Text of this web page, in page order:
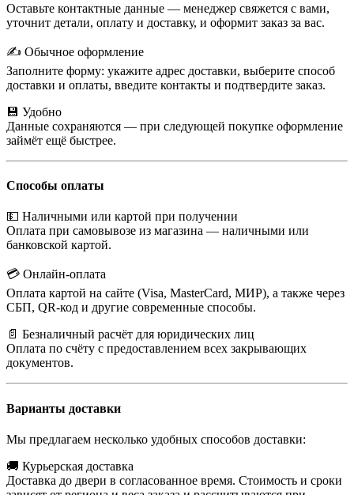
Оставьте контактные данные — менеджер свяжется с вами,
уточнит детали, оплату и доставку, и оформит заказ за вас.
✍️ Обычное оформление
Заполните форму: укажите адрес доставки, выберите способ
доставки и оплаты, введите контакты и подтвердите заказ.
💾 Удобно
Данные сохраняются — при следующей покупке оформление
займёт ещё быстрее.
Способы оплаты
💵 Наличными или картой при получении
Оплата при самовывозе из магазина — наличными или
банковской картой.
💳 Онлайн-оплата
Оплата картой на сайте (Visa, MasterCard, МИР), а также через
СБП, QR-код и другие современные способы.
📄 Безналичный расчёт для юридических лиц
Оплата по счёту с предоставлением всех закрывающих
документов.
Варианты доставки
Мы предлагаем несколько удобных способов доставки:
🚚 Курьерская доставка
Доставка до двери в согласованное время. Стоимость и сроки